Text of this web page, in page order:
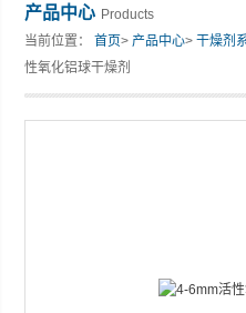
产品中心 Products
当前位置：首页>产品中心>干燥剂
性氧化铝球干燥剂